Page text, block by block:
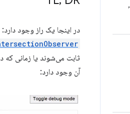
,
در اینجا یک راز وجود
ثابت می‌شوند یا زمانی که
آن وجود دارد: